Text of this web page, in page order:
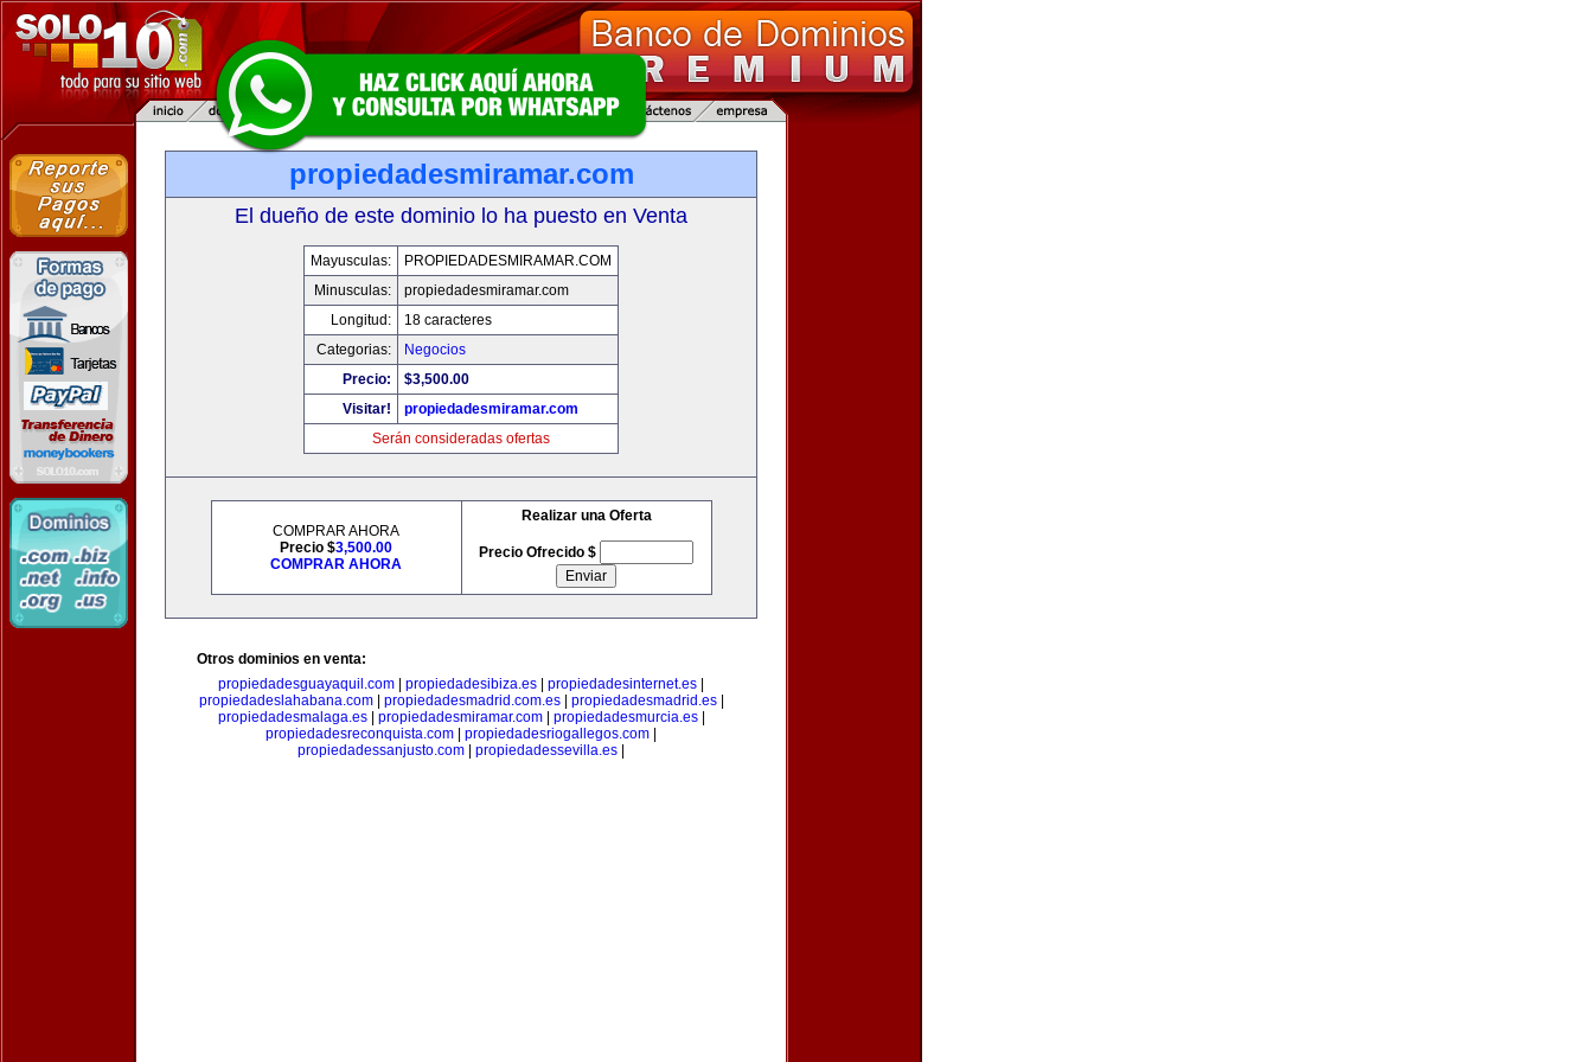
propiedadesmiramar.com
El dueño de este dominio lo ha puesto en Venta
Mayusculas:
PROPIEDADESMIRAMAR.COM
Minusculas:
propiedadesmiramar.com
Longitud:
18 caracteres
Categorias:
Negocios
Precio:
$3,500.00
Visitar!
propiedadesmiramar.com
Serán consideradas ofertas
COMPRAR AHORA
Precio $3,500.00
COMPRAR AHORA
Realizar una Oferta
Precio Ofrecido $
Otros dominios en venta:
propiedadesguayaquil.com
propiedadesibiza.es propiedadesinternet.es
propiedadeslahabana.com| propiedadesmadrid.com.es| propiedadesmadrid.es|
propiedadesmalaga.es| propiedadesmiramar.com| propiedadesmurcia.es|
propiedadesreconquista.com
propiedadesriogallegos.com
propiedadessanjusto.com
propiedadessevilla.es